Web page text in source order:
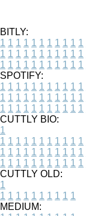
BITLY:
1 1 1 1 1 1 1 1 1 1 1
1 1 1 1 1 1 1 1 1 1 1
1 1 1 1 1 1 1 1 1 1 1
SPOTIFY:
1 1 1 1 1 1 1 1 1 1 1
1 1 1 1 1 1 1 1 1 1 1
1 1 1 1 1 1 1 1 1 1 1
CUTTLY BIO:
1
1 1 1 1 1 1 1 1 1 1 1
1 1 1 1 1 1 1 1 1 1 1
1 1 1 1 1 1 1 1 1 1 1
CUTTLY OLD:
1
1 1 1 1 1 1 1 1 1 1
MEDIUM: